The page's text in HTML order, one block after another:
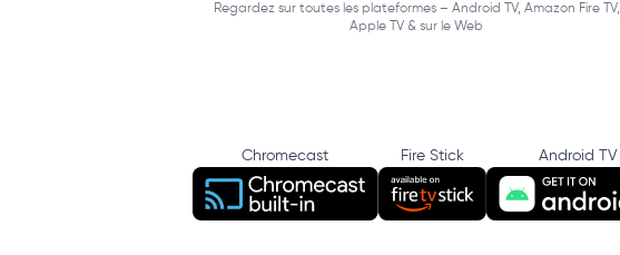
Regardez sur toutes les plateformes – Android TV, Amazon Fire TV,
Apple TV & sur le Web
Chromecast Fire Stick Android TV